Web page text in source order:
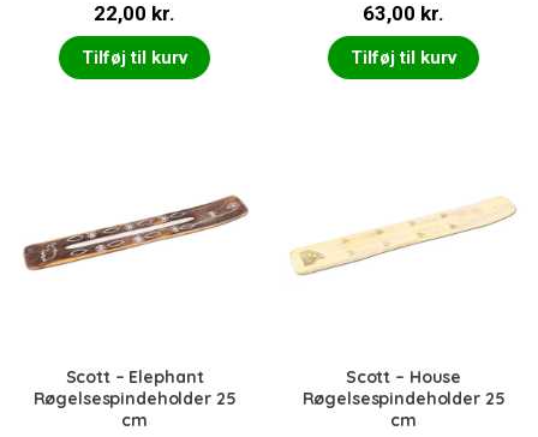
22,00 kr.
Tilføj til kurv
63,00 kr.
Tilføj til kurv
Scott – Elephant
Røgelsespindeholder 25
cm
Scott – House
Røgelsespindeholder 25
cm